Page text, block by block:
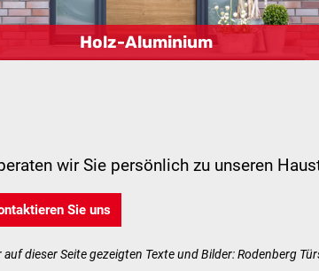
Holz-Aluminium
wir Sie persönlich zu unseren
Sie uns
auf dieser Seite gezeigten Texte und Bilder: Rodenberg